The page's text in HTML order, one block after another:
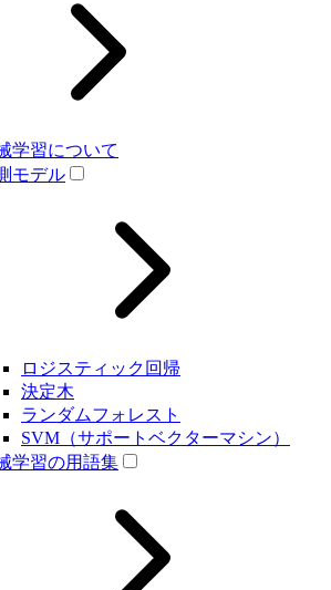
学習について
モデル
ロジスティック回帰
決定木
ランダムフォレスト
SVM（サポートベクターマシン）
学習の用語集